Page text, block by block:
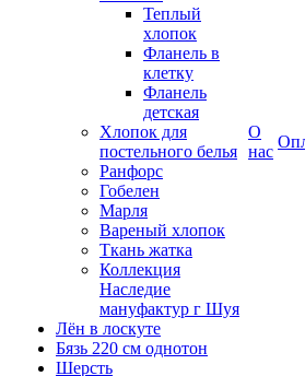
Теплый
хлопок
Фланель в
клетку
Фланель
детская
Хлопок для
постельного белья
Ранфорс
Гобелен
Марля
Вареный хлопок
Ткань жатка
Коллекция
Наследие
мануфактур г Шуя
Лён в лоскуте
Бязь 220 см однотон
Шерсть
О
нас